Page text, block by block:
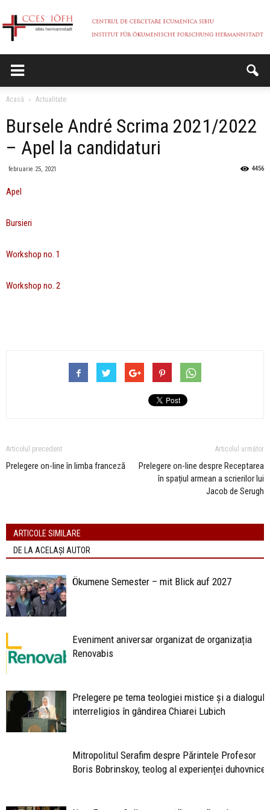
Acasă Actualitate
Bursele André Scrima 2021/2022
– Apel la candidaturi
februarie 25, 2021 4456
Apel
Bursieri
Workshop no. 1
Workshop no. 2
Articolul precedent
Prelegere on-line în limba franceză
Articolul următor
Prelegere on-line despre Receptarea
în spațiul armean a scrierilor lui
Jacob de Serugh
ARTICOLE SIMILARE
DE LA ACELAȘI AUTOR
Ökumene Semester – mit Blick auf 2027
Eveniment aniversar organizat de organizația
Renovabis
Prelegere pe tema teologiei mistice și a
interreligios în gândirea Chiarei Lubich
Mitropolitul Serafim despre Părintele Profesor
Boris Bobrinskoy, teolog al experienței